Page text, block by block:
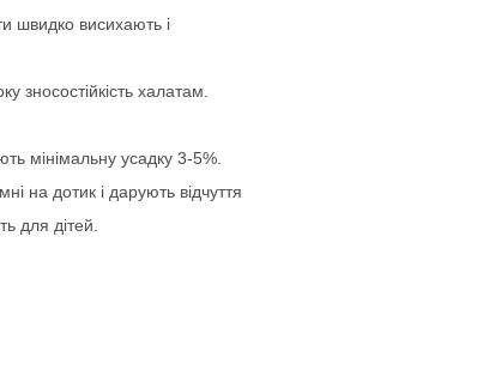
швидко висихають і
зносостійкість халатам.
мінімальну усадку 3-5%.
на дотик і дарують відчуття
для дітей.